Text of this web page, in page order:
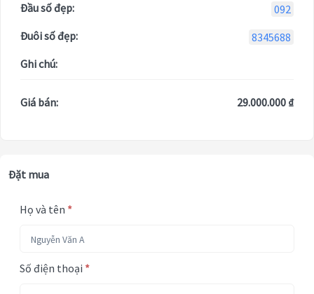
Đầu số đẹp:
092
Đuôi số đẹp:
8345688
Ghi chú:
Giá bán: 29.000.000 ₫
Đặt mua
Họ và tên *
Số điện thoại *